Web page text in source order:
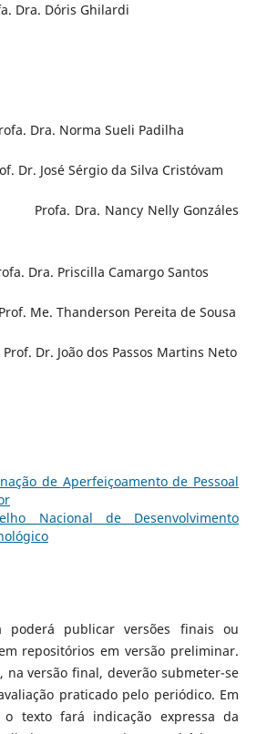
Dra. Dóris Ghilardi
Norma Sueli Padilha
Dr. José Sérgio da Silva Cristóvam
Nelly Gonzáles
Dra. Priscilla Camargo Santos
Pereita de Sousa
Prof. Dr. João dos Passos Martins Neto
de Aperfeiçoamento de Pessoal
Nacional de Desenvolvimento
poderá publicar versões finais ou
repositórios em versão preliminar.
na versão final, deverão submeter-se
praticado pelo periódico. Em
texto fará indicação expressa da